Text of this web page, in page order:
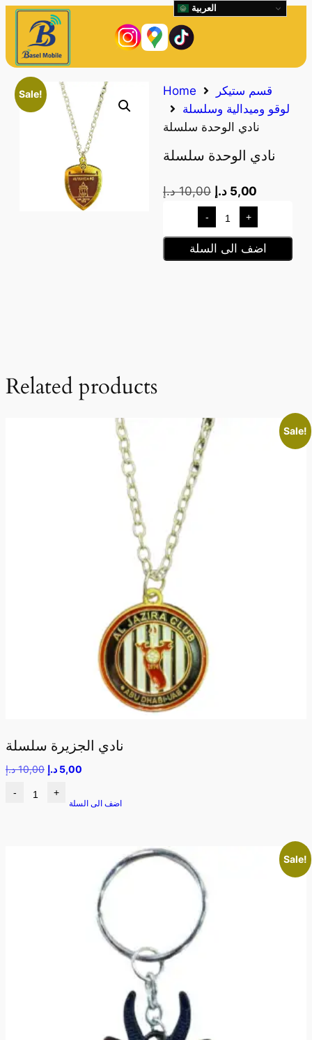
Sale! Home
قسم ستيكر
لوقو وميدالية وسلسلة
نادي الوحدة سلسلة
نادي الوحدة سلسلة
10,00 د.إ 5,00 د.إ
- +
اضف الى السلة
Related products
Sale!
نادي الجزيرة سلسلة
10,00 د.إ 5,00 د.إ
- +
اضف الى السلة
Sale!
العربية